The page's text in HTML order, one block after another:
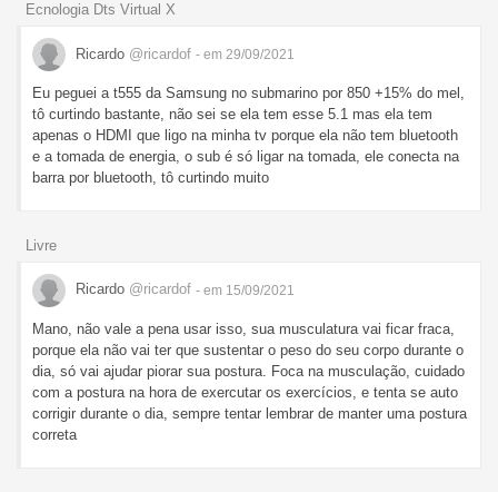
Ecnologia Dts Virtual X
Ricardo @ricardof - em 29/09/2021
Eu peguei a t555 da Samsung no submarino por 850 +15% do mel,
tô curtindo bastante, não sei se ela tem esse 5.1 mas ela tem
apenas o HDMI que ligo na minha tv porque ela não tem bluetooth
e a tomada de energia, o sub é só ligar na tomada, ele conecta na
barra por bluetooth, tô curtindo muito
Livre
Ricardo @ricardof - em 15/09/2021
Mano, não vale a pena usar isso, sua musculatura vai ficar fraca,
porque ela não vai ter que sustentar o peso do seu corpo durante o
dia, só vai ajudar piorar sua postura. Foca na musculação, cuidado
com a postura na hora de exercutar os exercícios, e tenta se auto
corrigir durante o dia, sempre tentar lembrar de manter uma postura
correta